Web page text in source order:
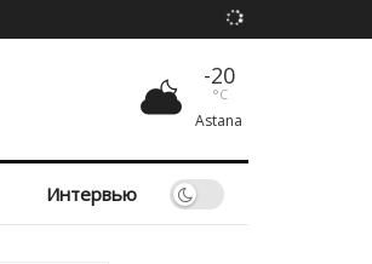
-20
°C
Astana
Интервью